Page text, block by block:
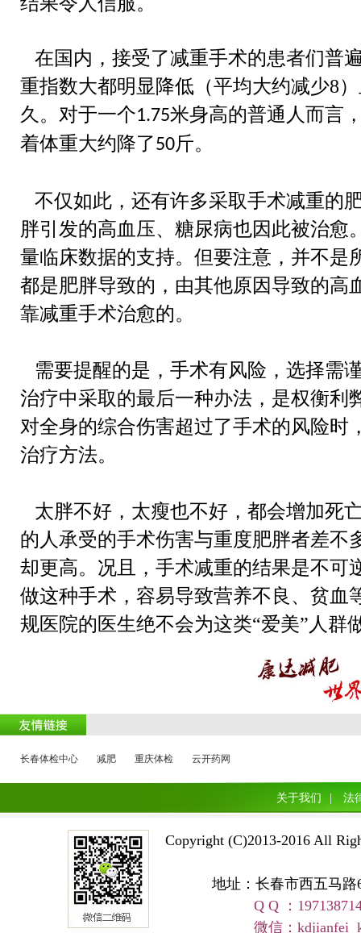
减肥
在国内，接受了减重手术的患者们普
重指数大都明显降低（平均大约减少8
久。对于一个1.75米身高的普通人而言
着体重大约降了50斤。
不仅如此，还有许多采取手术减重的
胖引发的高血压、糖尿病也因此被治愈
量临床数据的支持。但要注意，并不是
都是肥胖导致的，由其他原因导致的高
靠减重手术治愈的。
需要提醒的是，手术有风险，选择需
治疗中采取的最后一种办法，是权衡利
对全身的综合伤害超过了手术的风险时
治疗方法。
太胖不好，太瘦也不好，都会增加死
的人承受的手术伤害与重度肥胖者差不
却更高。况且，手术减重的结果是不可
做这种手术，容易导致营养不良、贫血
规医院的医生绝不会为这类“爱美”人群
长春体检中心 减肥 重庆体检 云开药网
关于我们 法
Copyright (C)2013-2016 All
地址：长春市西五马路
Q Q ：
微信：kdjianfei